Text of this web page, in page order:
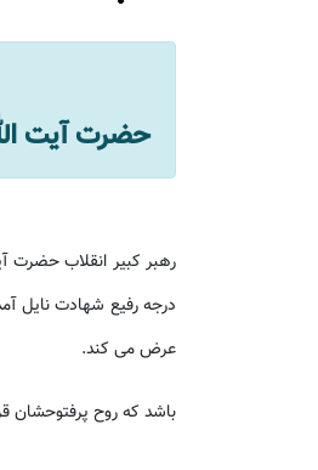
حضرت آیت
درجه رفیع شهادت نایل
عرض می کند.
باشد که روح